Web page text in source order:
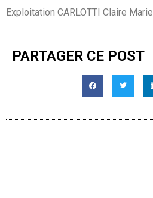
Exploitation CARLOTTI Claire Marie
PARTAGER CE POST